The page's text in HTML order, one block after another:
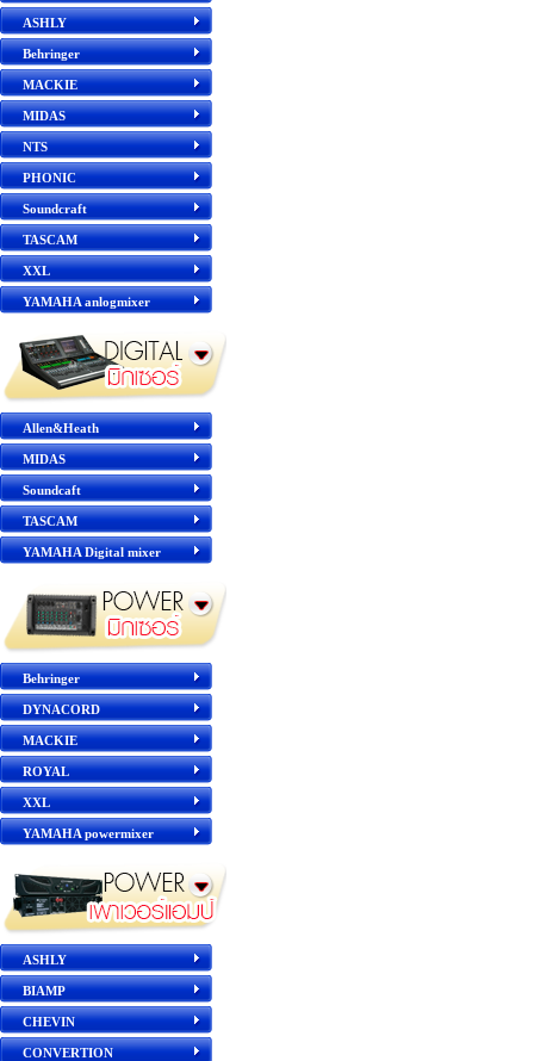
ASHLY
Behringer
MACKIE
MIDAS
NTS
PHONIC
Soundcraft
TASCAM
XXL
YAMAHA anlogmixer
Allen&Heath
MIDAS
Soundcaft
TASCAM
YAMAHA Digital mixer
Behringer
DYNACORD
MACKIE
ROYAL
XXL
YAMAHA powermixer
ASHLY
BIAMP
CHEVIN
CONVERTION